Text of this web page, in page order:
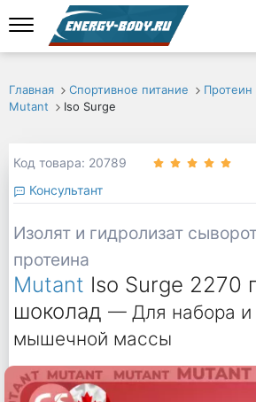
Главная Спортивное питание Протеин
Mutant
Iso Surge
Код товара: 20789
Консультант
Изолят и гидролизат
протеина
Mutant Iso Surge 2270
шоколад — Для набора и
мышечной массы